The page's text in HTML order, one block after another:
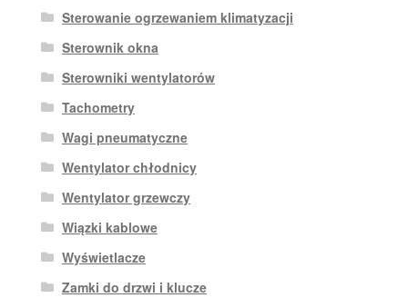
Sterowanie ogrzewaniem klimatyzacji
Sterownik okna
Sterowniki wentylatorów
Tachometry
Wagi pneumatyczne
Wentylator chłodnicy
Wentylator grzewczy
Wiązki kablowe
Wyświetlacze
Zamki do drzwi i klucze